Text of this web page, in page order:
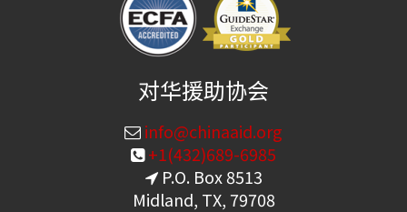
对华援助协会
info@chinaaid.org
+1(432)689-6985
P.O. Box 8513
Midland, TX, 79708